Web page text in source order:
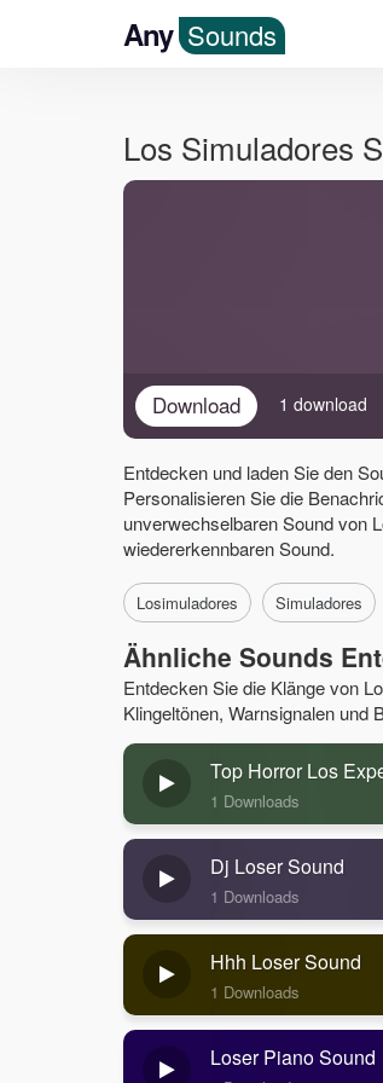
Any Sounds
Los Simuladores
Download 1 download
Entdecken und laden Sie den
Personalisieren Sie die
unverwechselbaren Sound von
wiedererkennbaren Sound.
Losimuladores Simuladores
Ähnliche Sounds
Entdecken Sie die Klänge von
Klingeltönen, Warnsignalen und
Top Horror Los
1 Downloads
Dj Loser Sound
1 Downloads
Hhh Loser Sound
1 Downloads
Loser Piano Sound